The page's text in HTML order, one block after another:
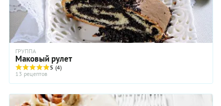
ГРУППА
Маковый рулет
5 (4)
13 рецептов